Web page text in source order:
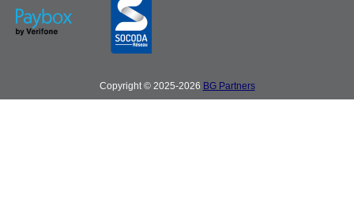
Copyright © 2025-2026 BG Partners